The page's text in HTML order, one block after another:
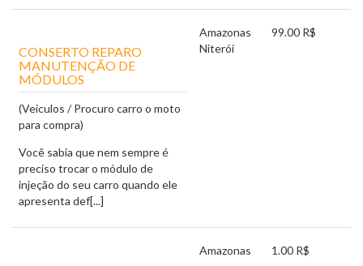
CONSERTO REPARO
MANUTENÇÃO DE
MÓDULOS
(Veiculos / Procuro carro o moto
para compra)
Você sabia que nem sempre é
preciso trocar o módulo de
injeção do seu carro quando ele
apresenta def[...]
Amazonas
Niterói
99.00 R$
Amazonas 1.00 R$